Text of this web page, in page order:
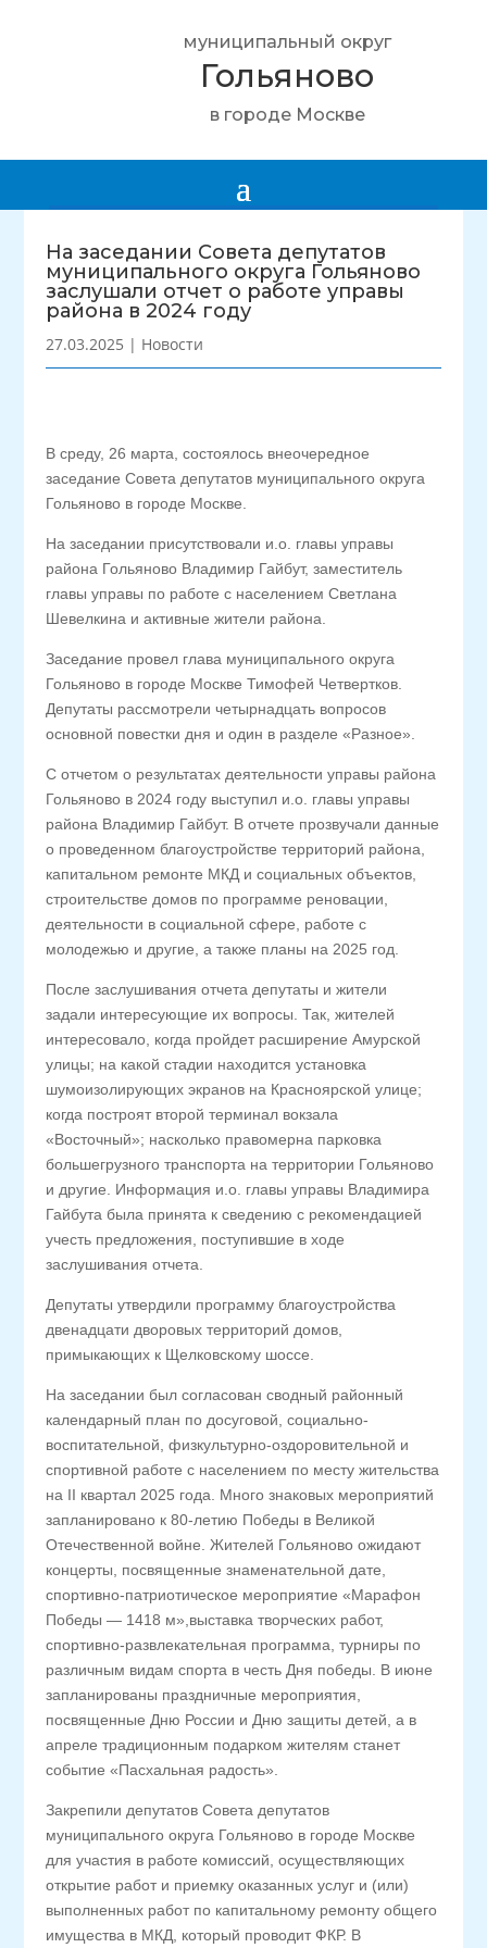
муниципальный округ
Гольяново
в городе Москве
На заседании Совета депутатов
муниципального округа Гольяново
заслушали отчет о работе управы
района в 2024 году
27.03.2025 | Новости
В среду, 26 марта, состоялось внеочередное
заседание Совета депутатов муниципального округа
Гольяново в городе Москве.
На заседании присутствовали и.о. главы управы
района Гольяново Владимир Гайбут, заместитель
главы управы по работе с населением Светлана
Шевелкина и активные жители района.
Заседание провел глава муниципального округа
Гольяново в городе Москве Тимофей Четвертков.
Депутаты рассмотрели четырнадцать вопросов
основной повестки дня и один в разделе «Разное».
С отчетом о результатах деятельности управы района
Гольяново в 2024 году выступил и.о. главы управы
района Владимир Гайбут. В отчете прозвучали данные
о проведенном благоустройстве территорий района,
капитальном ремонте МКД и социальных объектов,
строительстве домов по программе реновации,
деятельности в социальной сфере, работе с
молодежью и другие, а также планы на 2025 год.
После заслушивания отчета депутаты и жители
задали интересующие их вопросы. Так, жителей
интересовало, когда пройдет расширение Амурской
улицы; на какой стадии находится установка
шумоизолирующих экранов на Красноярской улице;
когда построят второй терминал вокзала
«Восточный»; насколько правомерна парковка
большегрузного транспорта на территории Гольяново
и другие. Информация и.о. главы управы Владимира
Гайбута была принята к сведению с рекомендацией
учесть предложения, поступившие в ходе
заслушивания отчета.
Депутаты утвердили программу благоустройства
двенадцати дворовых территорий домов,
примыкающих к Щелковскому шоссе.
На заседании был согласован сводный районный
календарный план по досуговой, социально-
воспитательной, физкультурно-оздоровительной и
спортивной работе с населением по месту жительства
на ӀΙ квартал 2025 года. Много знаковых мероприятий
запланировано к 80-летию Победы в Великой
Отечественной войне. Жителей Гольяново ожидают
концерты, посвященные знаменательной дате,
спортивно-патриотическое мероприятие «Марафон
Победы — 1418 м»,выставка творческих работ,
спортивно-развлекательная программа, турниры по
различным видам спорта в честь Дня победы. В июне
запланированы праздничные мероприятия,
посвященные Дню России и Дню защиты детей, а в
апреле традиционным подарком жителям станет
событие «Пасхальная радость».
Закрепили депутатов Совета депутатов
муниципального округа Гольяново в городе Москве
для участия в работе комиссий, осуществляющих
открытие работ и приемку оказанных услуг и (или)
выполненных работ по капитальному ремонту общего
имущества в МКД, который проводит ФКР. В